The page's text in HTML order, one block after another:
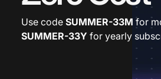
Use code SUMMER-33M for
SUMMER-33Y for yearly